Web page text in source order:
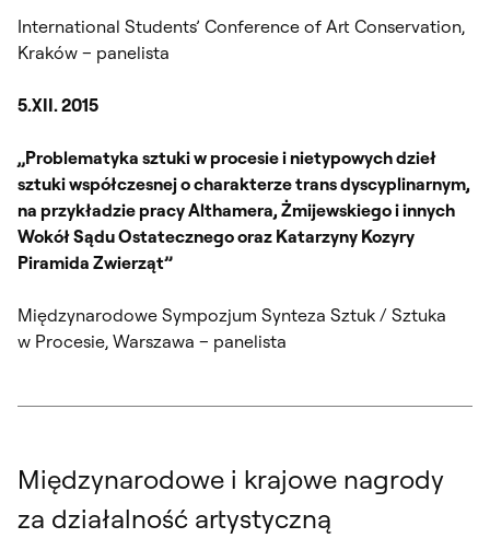
International Students’ Conference of Art Conservation,
Kraków – panelista
5.XII. 2015
„Problematyka sztuki w procesie i nietypowych dzieł
sztuki współczesnej o charakterze trans dyscyplinarnym,
na przykładzie pracy Althamera, Żmijewskiego i innych
Wokół Sądu Ostatecznego oraz Katarzyny Kozyry
Piramida Zwierząt”
Międzynarodowe Sympozjum Synteza Sztuk / Sztuka
w Procesie, Warszawa – panelista
Międzynarodowe i krajowe nagrody
za działalność artystyczną